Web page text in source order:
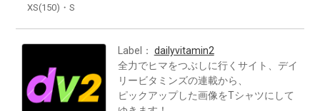
XS(150)・S
Label： dailyvitamin2
全力でヒマをつぶしに行くサイト、デイ
リービタミンズの連載から、
ピックアップした画像をTシャツにして